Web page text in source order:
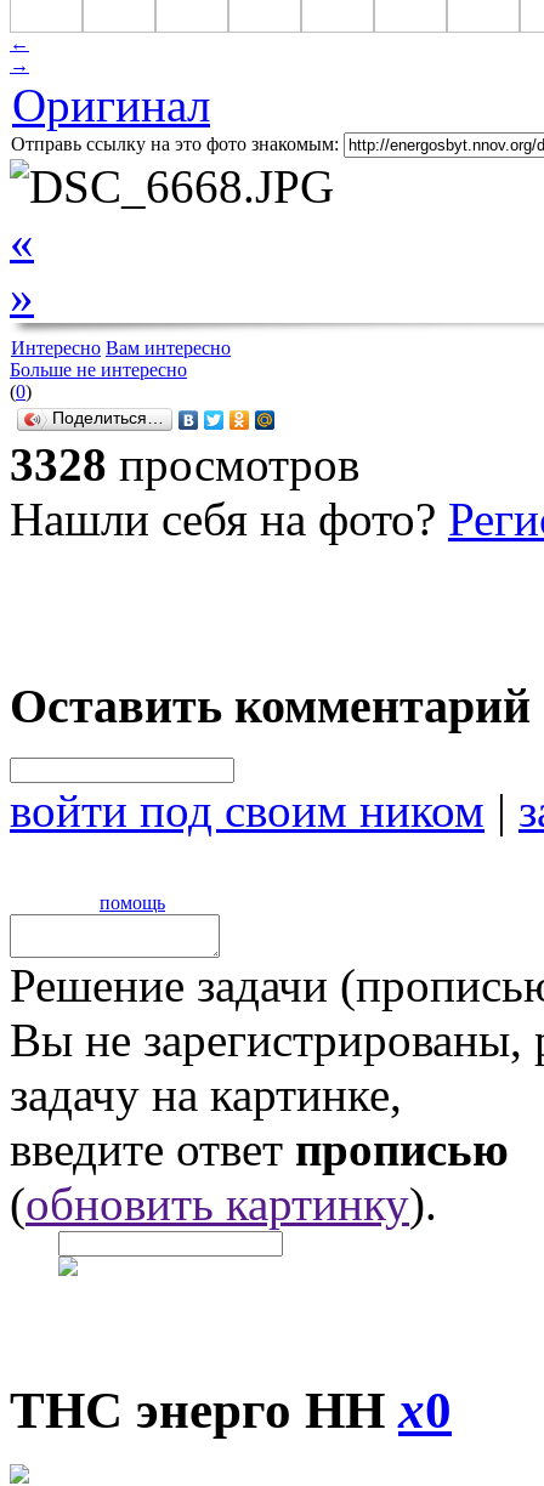
←
→
Оригинал
Отправь ссылку на это фото знакомым:
«
»
Интересно Вам интересно
Больше не интересно
(0)
Поделиться…
3328 просмотров
Нашли себя на фото?
Оставить комментарий
войти под своим ником |
помощь
Решение задачи
Вы не
задачу на картинке,
введите ответ прописью
(обновить картинку).
ТНС энерго ННx0